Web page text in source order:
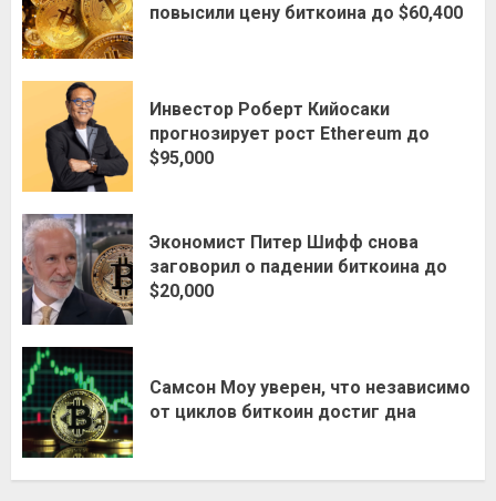
повысили цену биткоина до $60,400
Инвестор Роберт Кийосаки
прогнозирует рост Ethereum до
$95,000
Экономист Питер Шифф снова
заговорил о падении биткоина до
$20,000
Самсон Моу уверен, что независимо
от циклов биткоин достиг дна